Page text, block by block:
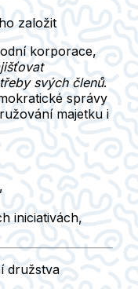
založit
korporace,
svých členů.
správy
majetku i
iniciativách,
družstva